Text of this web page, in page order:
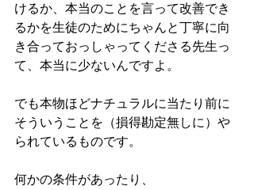
けるか、本当のことを言って改善でき
るかを生徒のためにちゃんと丁寧に向
き合っておっしゃってくださる先生っ
て、本当に少ないんですよ。
でも本物ほどナチュラルに当たり前に
そういうことを（損得勘定無しに）や
られているものです。
何かの条件があったり、